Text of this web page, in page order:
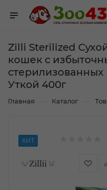
Zilli Sterilized
кошек с
стерилизованных
Уткой 400г
Главная Каталог
ХИТ